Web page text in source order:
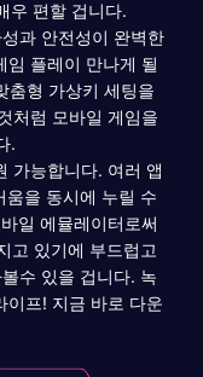
우 편할 겁니다.
과 안전성이 완벽한
임 플레이 만나게 될
춤형 가상키 세팅을
처럼 모바일 게임을
.
가능합니다. 여러 앱
을 동시에 누릴 수
일 에뮬레이터로써
고 있기에 부드럽고
수 있을 겁니다. 녹
이프! 지금 바로 다운